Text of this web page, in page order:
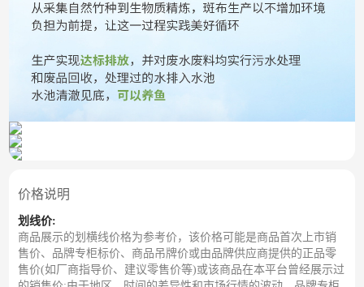
价格说明
划线价:
商品展示的划横线价格为参考价，该价格可能是商品首次上市销
售价、品牌专柜标价、商品吊牌价或由品牌供应商提供的正品零
售价(如厂商指导价、建议零售价等)或该商品在本平台曾经展示过